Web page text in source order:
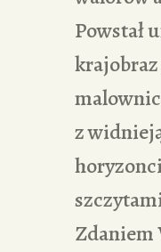
Powstał
krajobraz
z
Zdaniem